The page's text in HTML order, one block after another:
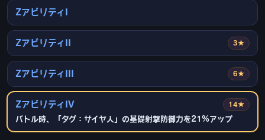
ZアビリティI
3★
ZアビリティII
6★
ZアビリティIII
14★
ZアビリティIV
バトル時、「タグ：サイヤ人」の基礎射撃防御力を21%アップ